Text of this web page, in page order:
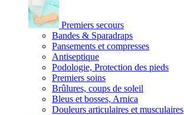
Premiers secours
Bandes & Sparadraps
Pansements et compresses
Antiseptique
Podologie, Protection des pieds
Premiers soins
Brûlures, coups de soleil
Bleus et bosses, Arnica
Douleurs articulaires et musculaires